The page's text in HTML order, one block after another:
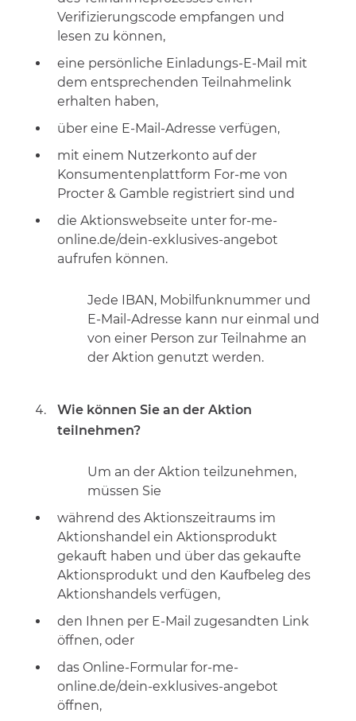
Verifizierungscode empfangen und
lesen zu können,
eine persönliche Einladungs-E-Mail mit
dem entsprechenden Teilnahmelink
erhalten haben,
über eine E-Mail-Adresse verfügen,
mit einem Nutzerkonto auf der
Konsumentenplattform For-me von
Procter & Gamble registriert sind und
die Aktionswebseite unter for-me-
online.de/dein-exklusives-angebot
aufrufen können.
Jede IBAN, Mobilfunknummer und
E-Mail-Adresse kann nur einmal und
von einer Person zur Teilnahme an
der Aktion genutzt werden.
Wie können Sie an der Aktion
teilnehmen?
Um an der Aktion teilzunehmen,
müssen Sie
während des Aktionszeitraums im
Aktionshandel ein Aktionsprodukt
gekauft haben und über das gekaufte
Aktionsprodukt und den Kaufbeleg des
Aktionshandels verfügen,
den Ihnen per E-Mail zugesandten Link
öffnen, oder
das Online-Formular for-me-
online.de/dein-exklusives-angebot
öffnen,